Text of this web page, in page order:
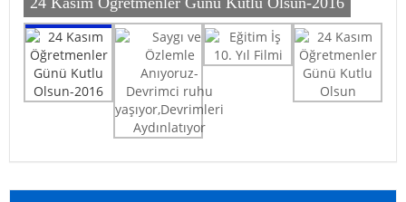
24 Kasım Öğretmenler Günü Kutlu Olsun-2016
Saygı ve Özlemle Anıyoruz-Devrimci ruhu
yaşıyor,Devrimleri Aydınlatıyor
Eğitim İş 10. Yıl Filmi
24 Kasım Öğretmenler Günü Kutlu Olsun